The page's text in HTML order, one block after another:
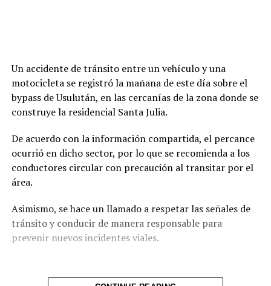
Un accidente de tránsito entre un vehículo y una
motocicleta se registró la mañana de este día sobre el
bypass de Usulután, en las cercanías de la zona donde se
construye la residencial Santa Julia.
De acuerdo con la información compartida, el percance
ocurrió en dicho sector, por lo que se recomienda a los
conductores circular con precaución al transitar por el
área.
Asimismo, se hace un llamado a respetar las señales de
tránsito y conducir de manera responsable para
prevenir nuevos incidentes viales.